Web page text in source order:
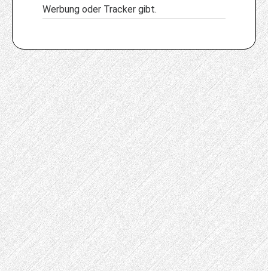
Werbung oder Tracker gibt.